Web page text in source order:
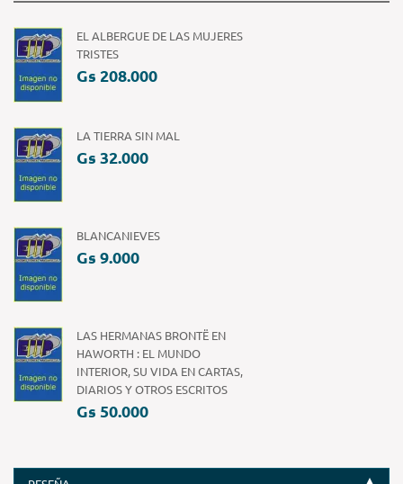
EL ALBERGUE DE LAS MUJERES
TRISTES
Gs 208.000
LA TIERRA SIN MAL
Gs 32.000
BLANCANIEVES
Gs 9.000
LAS HERMANAS BRONTË EN
HAWORTH : EL MUNDO
INTERIOR, SU VIDA EN CARTAS,
DIARIOS Y OTROS ESCRITOS
Gs 50.000